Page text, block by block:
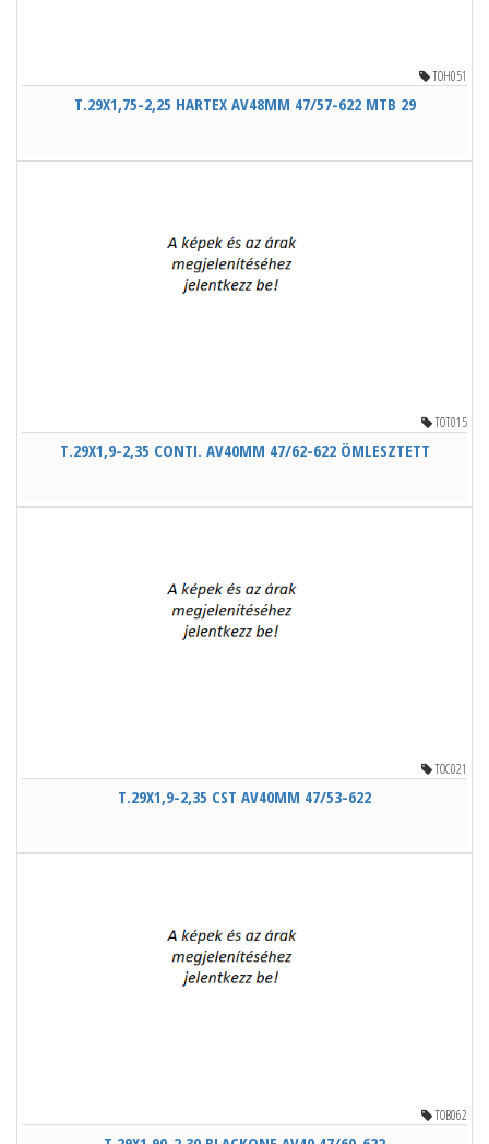
TOH051
T.29X1,75-2,25 HARTEX AV48MM 47/57-622 MTB 29
TOT015
T.29X1,9-2,35 CONTI. AV40MM 47/62-622 ÖMLESZTETT
TOC021
T.29X1,9-2,35 CST AV40MM 47/53-622
TOB062